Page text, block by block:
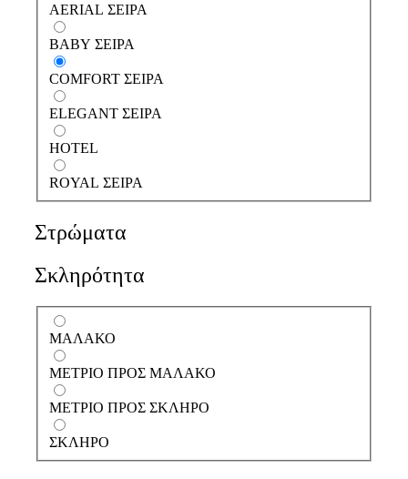
ΣΤΡΩΜΑΤΑ ΚΟΥΝΙΑΣ
ΣΤΡΩΜΑΤΑ ΛΙΚΝΟΥ
ΜΑΞΙΛΑΡΙΑ ΚΟΥΝΙΑΣ
AERIAL ΣΕΙΡΑ
BABY ΣΕΙΡΑ
COMFORT ΣΕΙΡΑ
ELEGANT ΣΕΙΡΑ
HOTEL
ROYAL ΣΕΙΡΑ
Στρώματα
Σκληρότητα
ΜΑΛΑΚΟ
ΜΕΤΡΙΟ ΠΡΟΣ ΜΑΛΑΚΟ
ΜΕΤΡΙΟ ΠΡΟΣ ΣΚΛΗΡΟ
ΣΚΛΗΡΟ